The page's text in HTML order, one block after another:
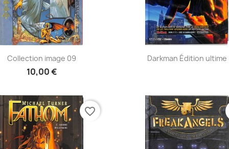
Aperçu rapide
Collection image 09
10,00 €
Aperçu rapide
Darkman Édition ultime
favorite_border